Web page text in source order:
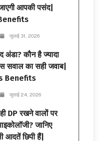
आपकी पसंद|
जुलाई 31, 2026
अंडा? कौन है ज्यादा
सवाल का सही जवाब|
Benefits
जुलाई 24, 2026
DP रखने वालों पर
जानिए
आदतें छिपी हैं|